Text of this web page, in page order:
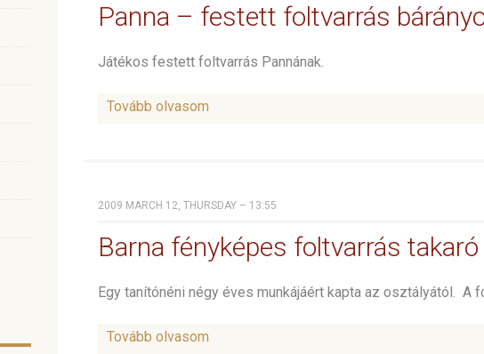
Panna – festett foltvarrás
Játékos festett foltvarrás Pannának.
Tovább olvasom
2009 MARCH 12, THURSDAY – 13:55
Barna fényképes foltvarrás
Egy tanítónéni négy éves munkájáért kapta az osztályától.
Tovább olvasom